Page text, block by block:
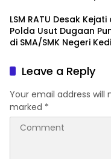
Carut Marutnya
di Kediri
LSM RATU Desak Kejati
Polda Usut Dugaan
di SMA/SMK Negeri
Leave a Reply
Your email address will
marked *